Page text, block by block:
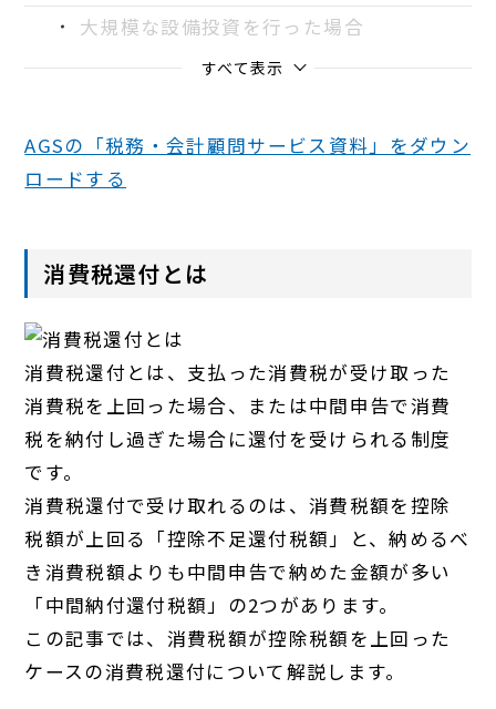
大規模な設備投資を行った場合
すべて表示
AGSの「税務・会計顧問サービス資料」をダウン
ロードする
消費税還付とは
消費税還付とは、支払った消費税が受け取った
消費税を上回った場合、または中間申告で消費
税を納付し過ぎた場合に還付を受けられる制度
です。
消費税還付で受け取れるのは、消費税額を控除
税額が上回る「控除不足還付税額」と、納めるべ
き消費税額よりも中間申告で納めた金額が多い
「中間納付還付税額」の2つがあります。
この記事では、消費税額が控除税額を上回った
ケースの消費税還付について解説します。